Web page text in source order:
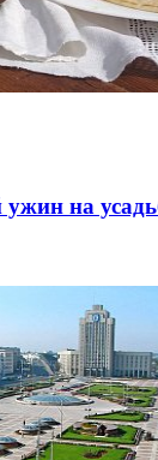
на